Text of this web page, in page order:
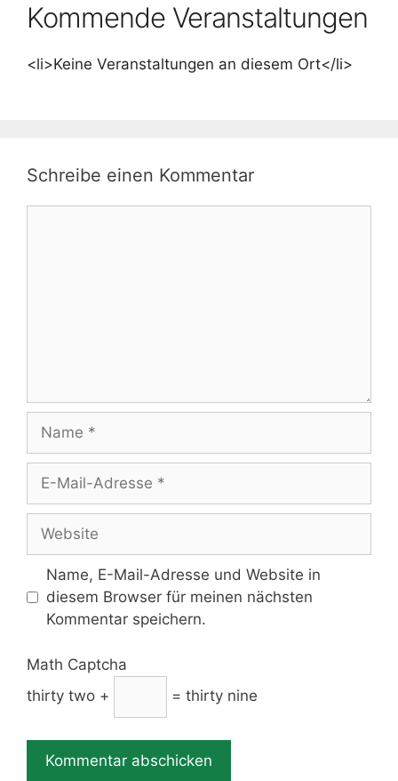
Kommende Veranstaltungen
<li>Keine Veranstaltungen an diesem Ort</li>
Schreibe einen Kommentar
Name
Adresse
Website
Name, E-Mail-Adresse und Website in
diesem Browser für meinen nächsten
Kommentar speichern.
Math Captcha
thirty two +
= thirty nine